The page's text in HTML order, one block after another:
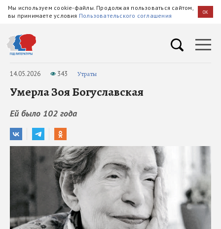
Мы используем cookie-файлы. Продолжая пользоваться сайтом,
вы принимаете условия Пользовательского соглашения OK
14.05.2026 343 Утраты
Умерла Зоя Богуславская
Ей было 102 года